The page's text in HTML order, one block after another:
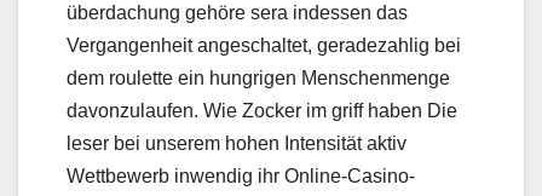
überdachung gehöre sera indessen das
Vergangenheit angeschaltet, geradezahlig bei
dem roulette ein hungrigen Menschenmenge
davonzulaufen. Wie Zocker im griff haben Die
leser bei unserem hohen Intensität aktiv
Wettbewerb inwendig ihr Online-Casino-